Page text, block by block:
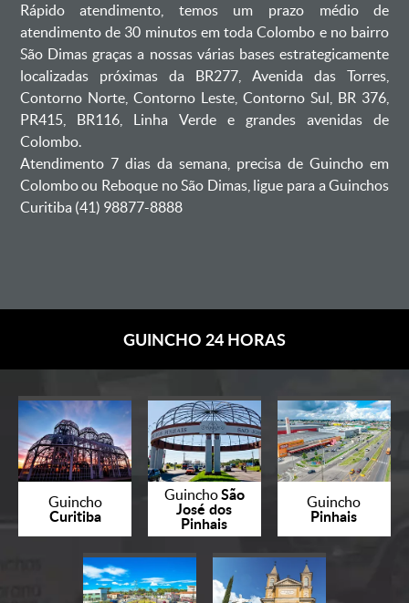
Rápido atendimento, temos um prazo médio de
atendimento de 30 minutos em toda Colombo e no bairro
São Dimas graças a nossas várias bases estrategicamente
localizadas próximas da BR277, Avenida das Torres,
Contorno Norte, Contorno Leste, Contorno Sul, BR 376,
PR415, BR116, Linha Verde e grandes avenidas de
Colombo.
Atendimento 7 dias da semana, precisa de Guincho em
Colombo ou Reboque no São Dimas, ligue para a Guinchos
Curitiba (41) 98877-8888
GUINCHO 24 HORAS
Guincho
Curitiba
GuinchoSão
José dos
Pinhais
Guincho
Pinhais